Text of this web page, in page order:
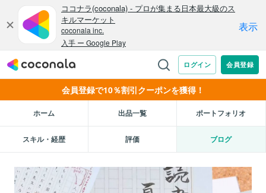
会員登録で10％割引クーポンを獲得！
ホーム 出品一覧 ポートフォリオ
スキル・経歴 評価 ブログ